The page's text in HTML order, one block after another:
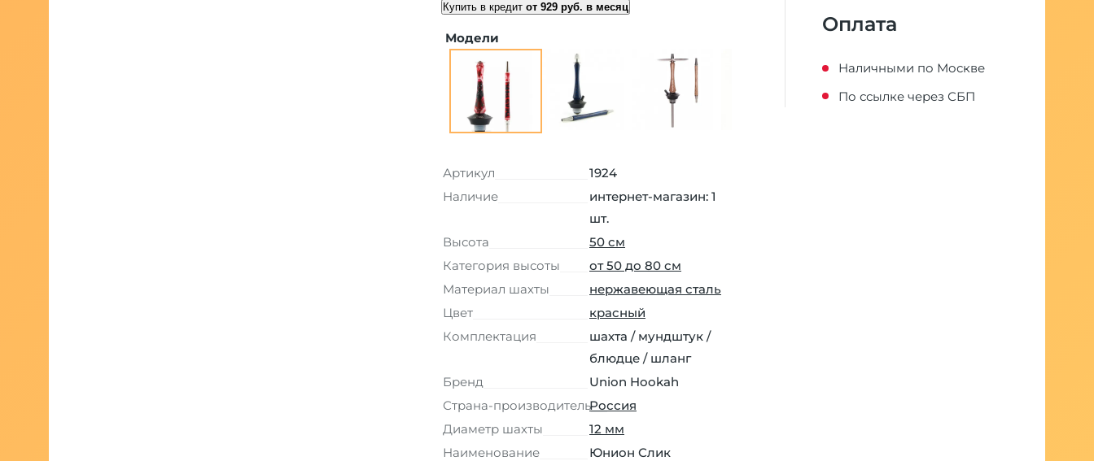
Купить в кредит от 929 руб. в месяц
Модели
Артикул
1924
Наличие
интернет-магазин: 1
шт.
Высота
50 см
Категория высоты
от 50 до 80 см
Материал шахты
нержавеющая сталь
Цвет
красный
Комплектация
шахта / мундштук /
блюдце / шланг
Бренд
Union Hookah
Страна-производительРоссия
Диаметр шахты
12 мм
Наименование
Юнион Слик
Оплата
Наличными по Москве
По ссылке через СБП